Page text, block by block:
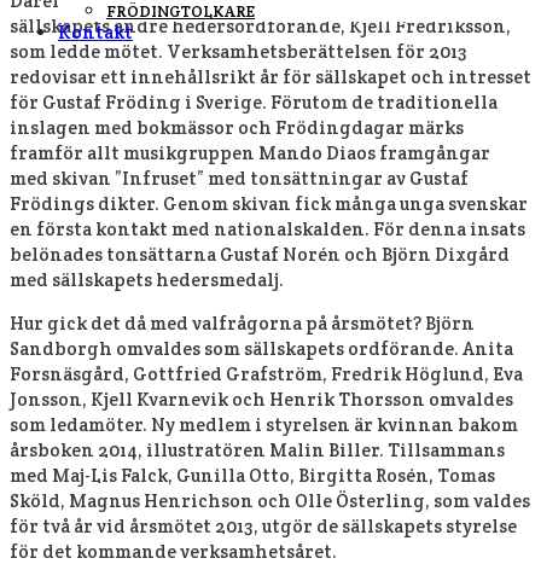
FRÖDINGTOLKARE
Kontakt
sällskapets andre hedersordförande, Kjell Fredriksson,
som ledde mötet. Verksamhetsberättelsen för 2013
redovisar ett innehållsrikt år för sällskapet och intresset
för Gustaf Fröding i Sverige. Förutom de traditionella
inslagen med bokmässor och Frödingdagar märks
framför allt musikgruppen Mando Diaos framgångar
med skivan ”Infruset” med tonsättningar av Gustaf
Frödings dikter. Genom skivan fick många unga svenskar
en första kontakt med nationalskalden. För denna insats
belönades tonsättarna Gustaf Norén och Björn Dixgård
med sällskapets hedersmedalj.
Hur gick det då med valfrågorna på årsmötet? Björn
Sandborgh omvaldes som sällskapets ordförande. Anita
Forsnäsgård, Gottfried Grafström, Fredrik Höglund, Eva
Jonsson, Kjell Kvarnevik och Henrik Thorsson omvaldes
som ledamöter. Ny medlem i styrelsen är kvinnan bakom
årsboken 2014, illustratören Malin Biller. Tillsammans
med Maj-Lis Falck, Gunilla Otto, Birgitta Rosén, Tomas
Sköld, Magnus Henrichson och Olle Österling, som valdes
för två år vid årsmötet 2013, utgör de sällskapets styrelse
för det kommande verksamhetsåret.